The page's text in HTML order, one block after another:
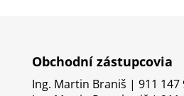
Obchodní zástupcovia
Ing. Martin Braniš | 911 147